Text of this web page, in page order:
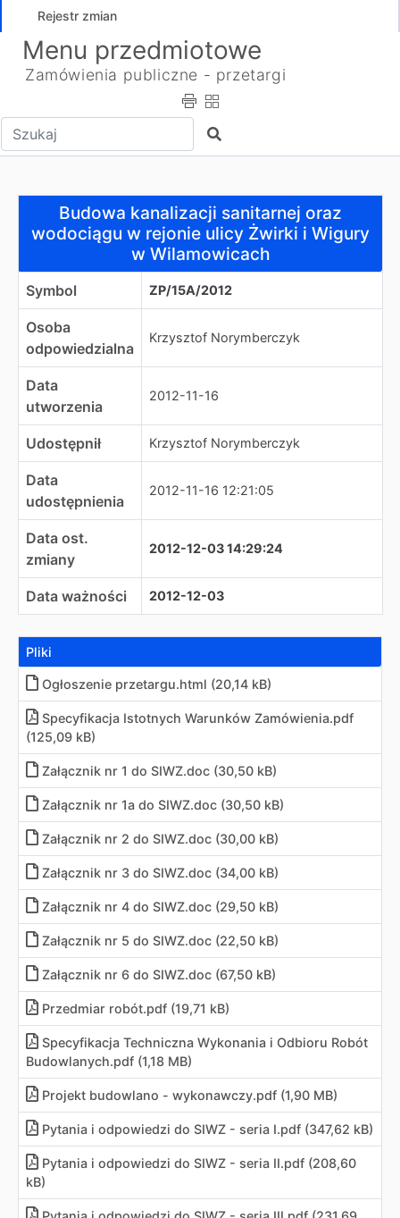
Rejestr zmian
Menu przedmiotowe
Zamówienia publiczne - przetargi
Wpisz tekst do wyszukania Szukaj
Budowa kanalizacji sanitarnej oraz wodociągu w
Budowa kanalizacji sanitarnej oraz
wodociągu w rejonie ulicy Żwirki i Wigury
w Wilamowicach
Symbol ZP/15A/2012
Osoba
odpowiedzialna
Krzysztof Norymberczyk
Data
utworzenia
2012-11-16
Udostępnił Krzysztof Norymberczyk
Data
udostępnienia
2012-11-16 12:21:05
Data ost.
zmiany
2012-12-03 14:29:24
Data ważności 2012-12-03
Pliki
Ogłoszenie przetargu.html (20,14 kB)
Specyfikacja Istotnych Warunków Zamówienia.pdf
(125,09 kB)
Załącznik nr 1 do SIWZ.doc (30,50 kB)
Załącznik nr 1a do SIWZ.doc (30,50 kB)
Załącznik nr 2 do SIWZ.doc (30,00 kB)
Załącznik nr 3 do SIWZ.doc (34,00 kB)
Załącznik nr 4 do SIWZ.doc (29,50 kB)
Załącznik nr 5 do SIWZ.doc (22,50 kB)
Załącznik nr 6 do SIWZ.doc (67,50 kB)
Przedmiar robót.pdf (19,71 kB)
Specyfikacja Techniczna Wykonania i Odbioru Robót
Budowlanych.pdf (1,18 MB)
Projekt budowlano - wykonawczy.pdf (1,90 MB)
Pytania i odpowiedzi do SIWZ - seria I.pdf (347,62 kB)
Pytania i odpowiedzi do SIWZ - seria II.pdf (208,60
kB)